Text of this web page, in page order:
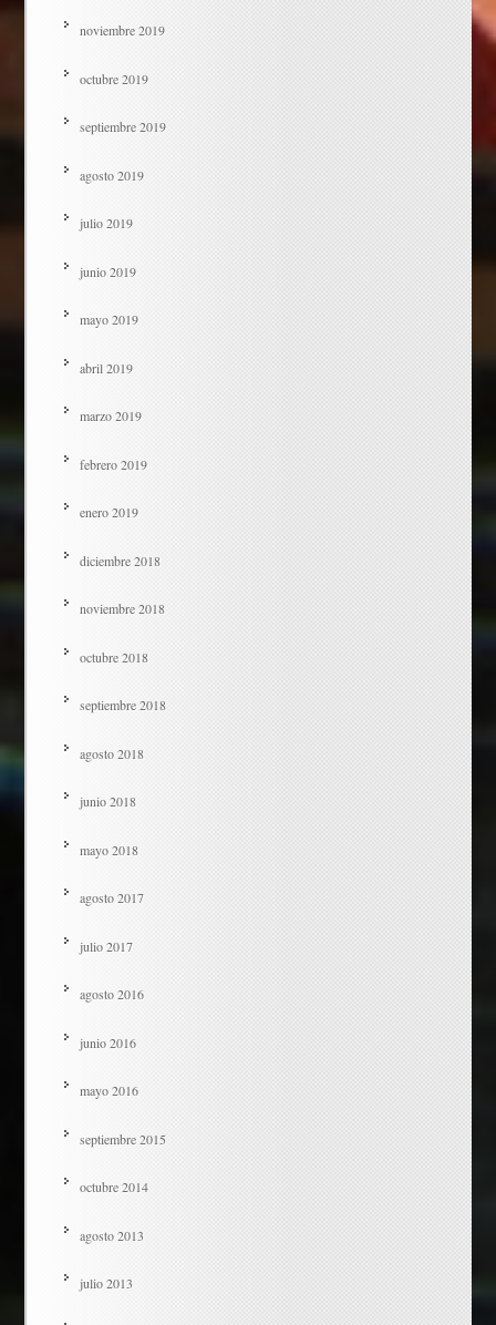
noviembre 2019
octubre 2019
septiembre 2019
agosto 2019
julio 2019
junio 2019
mayo 2019
abril 2019
marzo 2019
febrero 2019
enero 2019
diciembre 2018
noviembre 2018
octubre 2018
septiembre 2018
agosto 2018
junio 2018
mayo 2018
agosto 2017
julio 2017
agosto 2016
junio 2016
mayo 2016
septiembre 2015
octubre 2014
agosto 2013
julio 2013